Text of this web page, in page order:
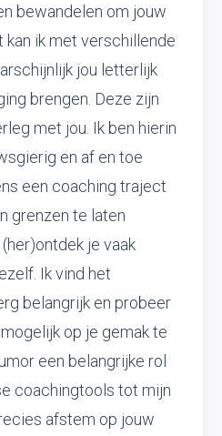
bewandelen om jouw
kan ik met verschillende
jou letterlijk
brengen. Deze zijn
met jou. Ik ben hierin
en af en toe
een coaching traject
grenzen te laten
je vaak
Ik vind het
belangrijk en probeer
op je gemak te
een belangrijke rol
coachingtools tot mijn
afstem op jouw